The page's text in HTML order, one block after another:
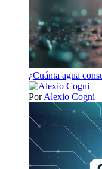
¿Cuánta agua
Por Alexio Cogni